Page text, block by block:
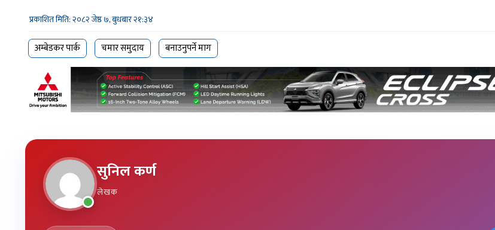
प्रकाशित मिति: २०८२ जेष्ठ ७, बुधबार २१:३४
अम्बेडकर पार्क चमार समुदाय बनाउनुपर्ने माग
सुनिल कर्ण
लेखक